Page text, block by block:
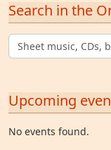
Search in the
Upcoming
No events found.